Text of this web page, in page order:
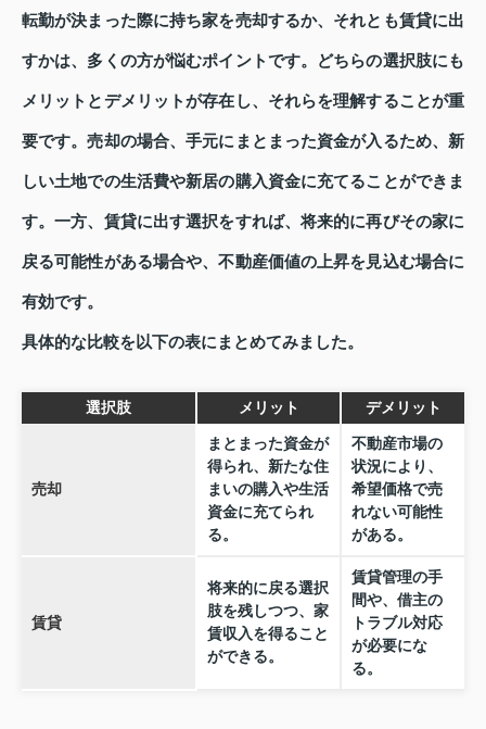
転勤が決まった際に持ち家を売却するか、それとも賃貸に出
すかは、多くの方が悩むポイントです。どちらの選択肢にも
メリットとデメリットが存在し、それらを理解することが重
要です。売却の場合、手元にまとまった資金が入るため、新
しい土地での生活費や新居の購入資金に充てることができま
す。一方、賃貸に出す選択をすれば、将来的に再びその家に
戻る可能性がある場合や、不動産価値の上昇を見込む場合に
有効です。
具体的な比較を以下の表にまとめてみました。
選択肢 メリット デメリット
売却
まとまった資金が
得られ、新たな住
まいの購入や生活
資金に充てられ
る。
不動産市場の
状況により、
希望価格で売
れない可能性
がある。
賃貸
将来的に戻る選択
肢を残しつつ、家
賃収入を得ること
ができる。
賃貸管理の手
間や、借主の
トラブル対応
が必要にな
る。